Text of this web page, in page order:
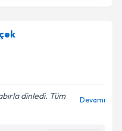
ile bilgilendireceğiz.
dinledi. Tüm
Devamı